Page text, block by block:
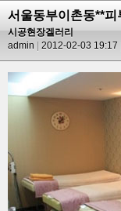
서울동부이촌동**피
시공현장겔러리
admin
2012-02-03 19:17